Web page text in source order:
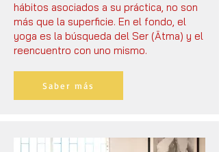
hábitos asociados a su práctica, no son
más que la superficie. En el fondo, el
yoga es la búsqueda del Ser (Ātma) y el
reencuentro con uno mismo.
Saber más